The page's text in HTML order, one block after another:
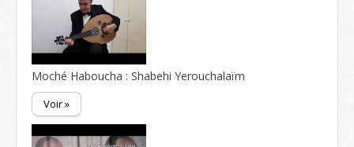
Moché Haboucha : Shabehi Yerouchalaïm
Voir »